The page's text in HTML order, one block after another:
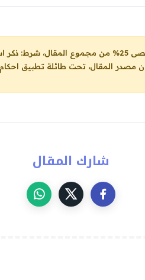
رابط
مصدر المقال، تحت طائلة تطبيق احكام
شارك المقال